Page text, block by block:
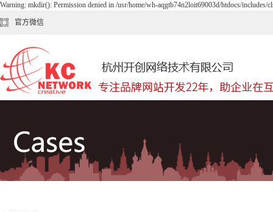
Warning: mkdir(): Permission denied in /usr/home/wh-aqgtb74n2loit69003d/htdocs/includes/
官方微信